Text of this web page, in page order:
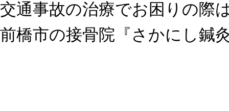
交通事故の治療でお困りの際
前橋市の接骨院『さかにし鍼